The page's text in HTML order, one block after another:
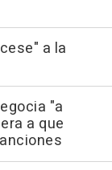
a la
"a
a que